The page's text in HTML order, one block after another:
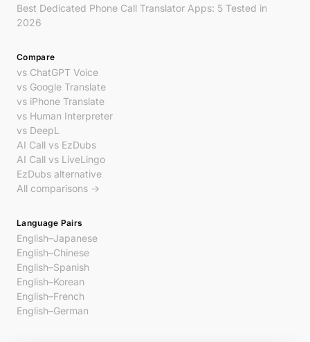
Best Dedicated Phone Call Translator Apps: 5 Tested in
2026
Compare
vs ChatGPT Voice
vs Google Translate
vs iPhone Translate
vs Human Interpreter
vs DeepL
AI Call vs EzDubs
AI Call vs LiveLingo
EzDubs alternative
All comparisons →
Language Pairs
English–Japanese
English–Chinese
English–Spanish
English–Korean
English–French
English–German